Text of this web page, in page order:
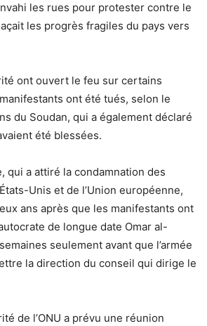
les rues pour protester contre le
les progrès fragiles du pays vers
ont ouvert le feu sur certains
ont été tués, selon le
du Soudan, qui a également déclaré
été blessées.
qui a attiré la condamnation des
Unis et de l’Union européenne,
ans après que les manifestants ont
de longue date Omar al-
seulement avant que l’armée
la direction du conseil qui dirige le
de l’ONU a prévu une réunion